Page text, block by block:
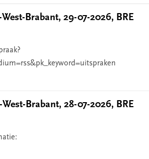
Brabant, 29-07-2026, BRE
Brabant, 28-07-2026, BRE